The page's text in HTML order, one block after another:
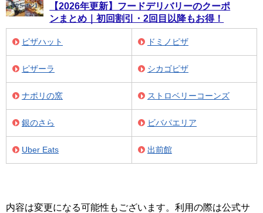
【2026年更新】フードデリバリーのクーポ
ンまとめ｜初回割引・2回目以降もお得！
ピザハット ドミノピザ
ピザーラ シカゴピザ
ナポリの窯 ストロベリーコーンズ
銀のさら ビバパエリア
Uber Eats 出前館
内容は変更になる可能性もございます。利用の際は公式サ